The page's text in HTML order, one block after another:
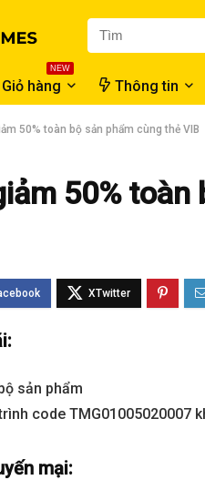
NEW
Giỏ hàng Thông tin
50% toàn bộ sản phẩm cùng thẻ VIB
50%
sản phẩm
code TMG01005020007
mại: